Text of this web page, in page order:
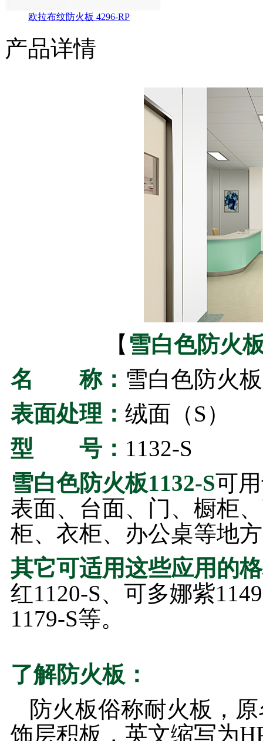
欧拉布纹防火板 4296-RP
产品详情
【 雪白色防火
名 称： 雪白色防火板
表面处理： 绒面（S）
型 号： 1132-S
雪白色防火板1132-S可
表面、台面、门、橱柜
柜、衣柜、办公桌等地
其它可适用这些应用的
红1120-S、可多娜紫
1179-S等。
了解防火板：
防火板俗称耐火板，
饰层积板，英文缩写为